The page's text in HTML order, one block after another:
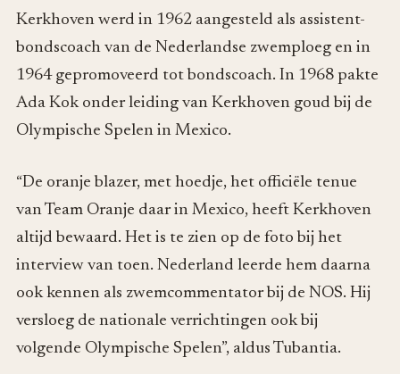
Kerkhoven werd in 1962 aangesteld als assistent-
bondscoach van de Nederlandse zwemploeg en in
1964 gepromoveerd tot bondscoach. In 1968 pakte
Ada Kok onder leiding van Kerkhoven goud bij de
Olympische Spelen in Mexico.
“De oranje blazer, met hoedje, het officiële tenue
van Team Oranje daar in Mexico, heeft Kerkhoven
altijd bewaard. Het is te zien op de foto bij het
interview van toen. Nederland leerde hem daarna
ook kennen als zwemcommentator bij de NOS. Hij
versloeg de nationale verrichtingen ook bij
volgende Olympische Spelen”, aldus Tubantia.